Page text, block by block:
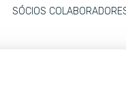
SÓCIOS